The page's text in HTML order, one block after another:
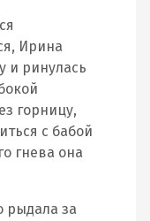
Ирина
и ринулась
горницу,
с бабой
гнева она
рыдала за